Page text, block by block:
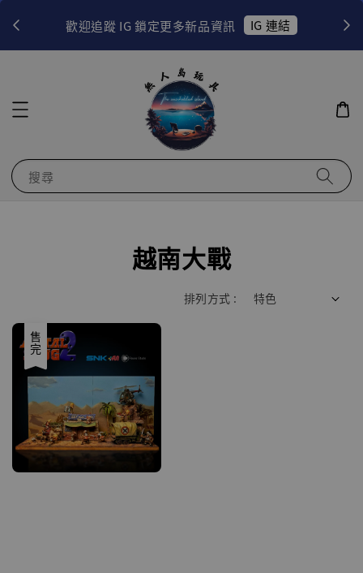
歡迎追蹤 IG 鎖定更多新品資訊 IG 連結
搜尋
越南大戰
排列方式 :
售完